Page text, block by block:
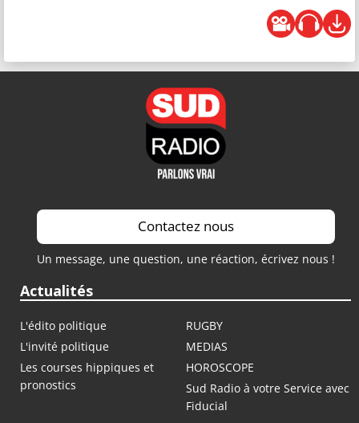
Contactez nous
Un message, une question, une réaction, écrivez nous !
Actualités
L'édito politique
RUGBY
L'invité politique
MEDIAS
Les courses hippiques et
pronostics
HOROSCOPE
Sud Radio à votre Service avec
Fiducial